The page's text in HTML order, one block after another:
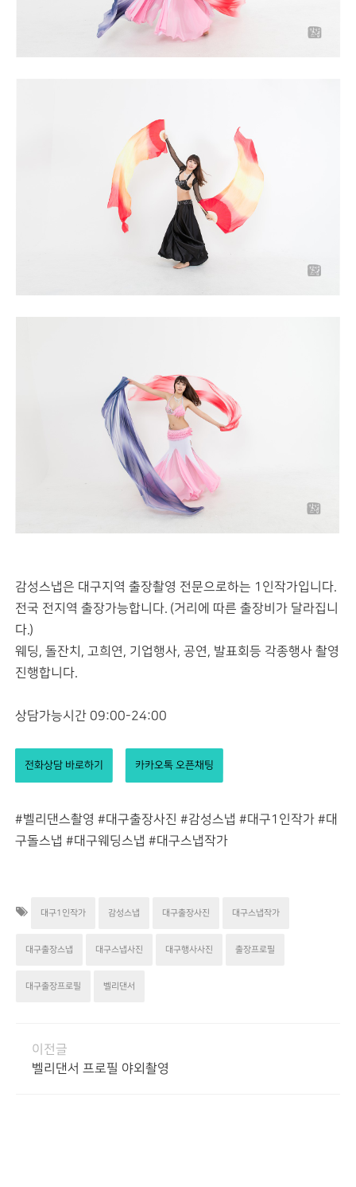
감성스냅은 대구지역 출장촬영 전문으로하는 1인작가입니다.
전국 전지역 출장가능합니다. (거리에 따른 출장비가 달라집니
다.)
웨딩, 돌잔치, 고희연, 기업행사, 공연, 발표회등 각종행사 촬영
진행합니다.
상담가능시간 09:00-24:00
전화상담 바로하기 카카오톡 오픈채팅
#벨리댄스촬영 #대구출장사진 #감성스냅 #대구1인작가 #대
구돌스냅 #대구웨딩스냅 #대구스냅작가
대구1인작가 감성스냅 대구출장사진 대구스냅작가
대구출장스냅 대구스냅사진 대구행사사진 출장프로필
대구출장프로필 벨리댄서
이전글
벨리댄서 프로필 야외촬영